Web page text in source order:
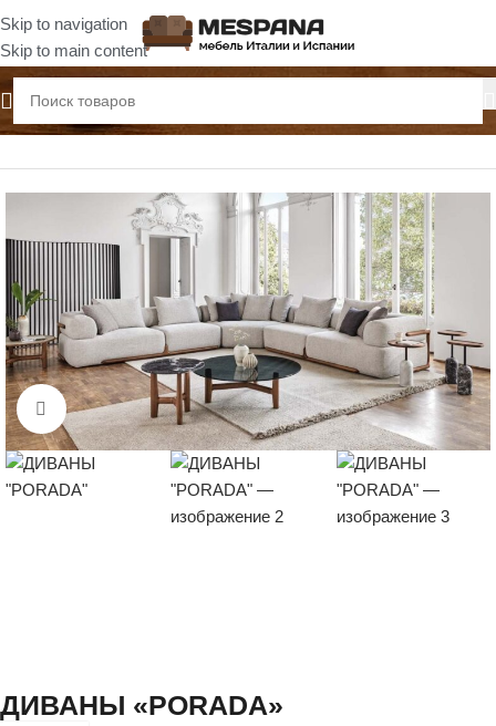
Skip to navigation
Skip to main content
Главная Диваны
Нажмите, чтобы увеличить
ДИВАНЫ «PORADA»